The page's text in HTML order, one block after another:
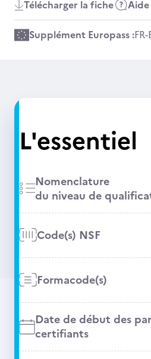
Télécharger la fiche Aide
Supplément Europass :FR-
L'essentiel
Nomenclature
du niveau de
Code(s) NSF
Formacode(s)
Date de début des
certifiants